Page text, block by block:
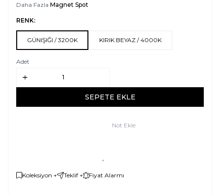
Daha Fazla Magnet Spot
RENK:
GÜNIŞIĞI / 3200K KIRIK BEYAZ / 4000K
Adet
SEPETE EKLE
Not Ekle
Koleksiyon + Teklif + Fiyat Alarmı